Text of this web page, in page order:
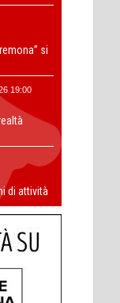
si
19:00
di attività